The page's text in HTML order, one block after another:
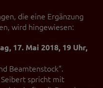
die eine Ergänzung
wird hingewiesen:
17. Mai 2018, 19 Uhr,
Beamtenstock".
spricht mit